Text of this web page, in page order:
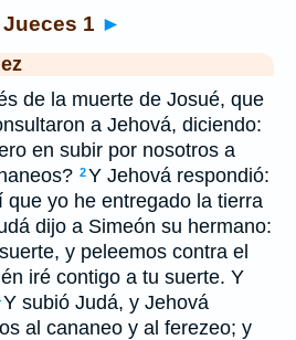
Jueces 1 ►
de la muerte de Josué, que
a Jehová, diciendo:
en subir por nosotros a
2Y Jehová respondió:
que yo he entregado la tierra
dijo a Simeón su hermano:
y peleemos contra el
iré contigo a tu suerte. Y
Y subió Judá, y Jehová
al cananeo y al ferezeo; y